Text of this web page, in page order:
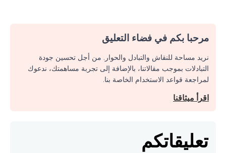
مرحبا بكم في فضاء التعليق
نريد مساحة للنقاش والتبادل والحوار. من أجل تحسين جودة
التبادلات بموجب مقالاتنا، بالإضافة إلى تجربة مساهمتك، ندعوك
لمراجعة قواعد الاستخدام الخاصة بنا.
اقرأ ميثاقنا
تعليقاتكم